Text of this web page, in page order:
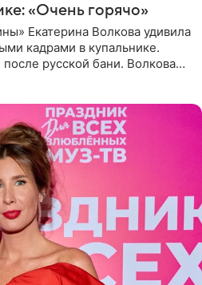
«Очень горячо»
Екатерина Волкова удивила
кадрами в купальнике.
после русской бани. Волкова